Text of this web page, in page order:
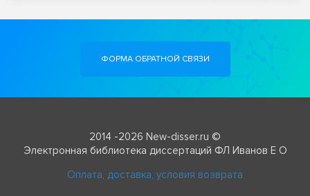
ФОРМА ОБРАТНОЙ СВЯЗИ
2014 -2026 New-disser.ru ©
Электронная библиотека диссертаций ФЛ Иванов Е О
Оплата, доставка, условия возврата